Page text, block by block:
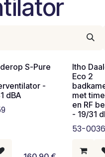
S-Pure
-
dBA
Itho
Eco 2
met
en RF
- 19/31
53-